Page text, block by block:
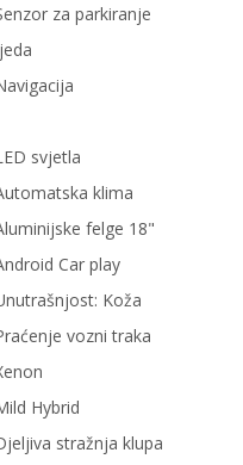
za parkiranje
svjetla
klima
felge 18"
Car play
Koža
vozni traka
Hybrid
stražnja klupa